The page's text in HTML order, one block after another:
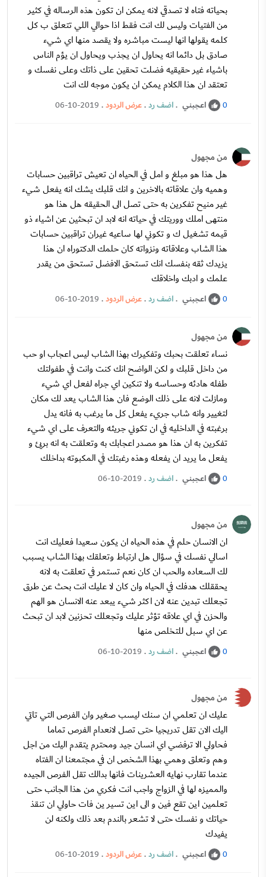
بحياته فتاه لا تصدقي لانه يمكن ان تكون هذه الرساله في كثير
من الفتيات وليس لك انت فقط اذا حوالي اللي تتعلق ب كل
كلمه يقولها انها ليست مباشره ولا يقصد منها اي شيء
صادق بل دائما انه يحاول ان يجذب ويحاول ان يؤم الناس
باشياء غير حقيقيه فضلت تحقين على ذاتك وعلى نفسك و
تعتقد ان هذا الكلام يمكن ان يكون موجه لك انت
0 اعجبني .اضف رد.عرض الردود.
06-10-2019
من مجهول
هل هذا هو مبلغ و امل في الحياه ان تعيش تراقبين حسابات
وهميه وان علاقاته بالاخرين و انك قلبك يشك انه يفعل شيء
غير منيح تفكرين به حتى تصل الى الحقيقه هل هذا هو
منتهى املك ووريتك في حياته انه لابد ان تبحثين عن اشياء ذو
قيمه تشغيل ك و تكوني لها ساعيه غيران تراقبين حسابات
هذا الشاب وعلاقاته ونزواته كان حلمك الدكتوراه ان هذا
يزيدك ثقه بنفسك انك تستحق الافضل تستحق من يقدر
علمك و ادبك واخلاقك
0 اعجبني .اضف رد.عرض الردود.
06-10-2019
من مجهول
نساء تعلقت بحبك وتفكيرك بهذا الشاب ليس اعجاب او حب
من داخل قلبك و لكن الواضح انك كنت وانت في طفولتك
طفله هادئه وحساسه ولا تنكين اي جراه لفعل اي شيء
ومازلت لانه على ذلك الوضع فان هذا الشاب يعد لك مكان
لتغيير وانه شاب جريء يفعل كل ما يرغب به فانه يدل
برغبته في الداخليه في ان تكوني جريئه والتعرف على اي شيء
تفكرين به ان هذا هو مصدر اعجابك به وتعلقت به انه بريئ و
يفعل ما يريد ان يفعله وهذه رغبتك في المكبوته بداخلك
0 اعجبني .اضف رد.
06-10-2019
من مجهول
ان الانسان حلم في هذه الحياه ان يكون سعيدا فعليك انت
اسالي نفسك في سؤال هل ارتباط وتعلقك بهذا الشاب يسبب
لك السعاده والحب ان كان نعم تستمر في تعلقت به لانه
يحققلك هدفك في الحياه وان كان لا عليك انت بحث عن طرق
تجعلك تبدين عنه لان اكثر شيء يبعد عنه الانسان هو الهم
والحزن في اي علاقه تؤثر عليك وتجعلك تحزنين لابد ان تبحث
عن اي سبل للتخلص منها
0 اعجبني .اضف رد.
06-10-2019
من مجهول
عليك ان تعلمي ان سنك ليسب صغير وان الفرص التي تاتي
اليك الان تقل تدريجيا حتى تصل لانعدام الفرص تماما
فحاولي الا ترفضي اي انسان جيد ومحترم يتقدم اليك من اجل
وهم وتعلق وهمي بهذا الشخص ان في مجتمعنا ان الفتاه
عندما تقارب نهايه العشرينات فانها بدالك تقل الفرص الجيده
والمميزه لها في الزواج واجب انت فكري من هذا الجانب حتى
تعلمين اين تقع فين و الى اين تسير ين فات حاولي ان تنقذ
حياتك و نفسك حتى لا تشعر بالندم بعد ذلك ولكنه لن
يفيدك
0 اعجبني .اضف رد.عرض الردود.
06-10-2019